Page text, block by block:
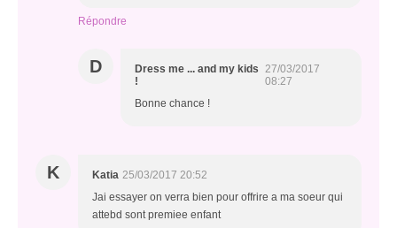
Répondre
D
Dress me ... and my kids
!
27/03/2017
08:27
Bonne chance !
K Katia 25/03/2017 20:52
Jai essayer on verra bien pour offrire a ma soeur qui
attebd sont premiee enfant